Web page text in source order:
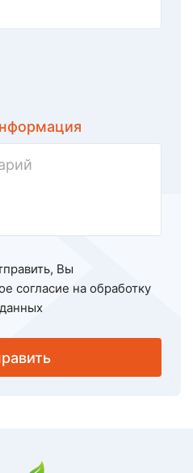
Вы
согласие на обработку